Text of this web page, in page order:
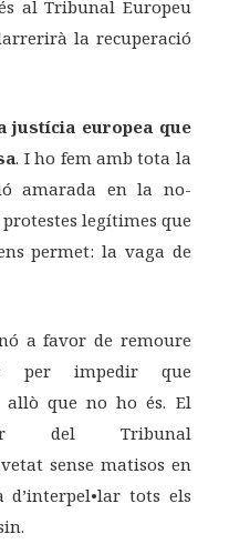
al Tribunal Europeu
la recuperació
justícia europea que
. I ho fem amb tota la
amarada en la no-
legítimes que
permet: la vaga de
a favor de remoure
per impedir que
allò que no ho és. El
del Tribunal
sense matisos en
tots els